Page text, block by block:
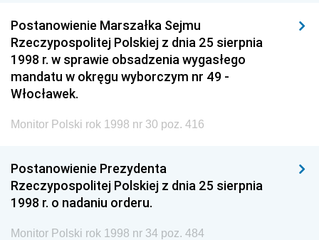
Postanowienie Marszałka Sejmu
Rzeczypospolitej Polskiej z dnia 25 sierpnia
1998 r. w sprawie obsadzenia wygasłego
mandatu w okręgu wyborczym nr 49 -
Włocławek.
Monitor Polski rok 1998 nr 30 poz. 416
Postanowienie Prezydenta
Rzeczypospolitej Polskiej z dnia 25 sierpnia
1998 r. o nadaniu orderu.
Monitor Polski rok 1998 nr 34 poz. 484